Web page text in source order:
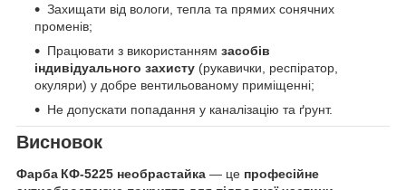
Захищати від вологи, тепла та прямих сонячних
променів;
Працювати з використанням засобів
індивідуального захисту (рукавички, респіратор,
окуляри) у добре вентильованому приміщенні;
Не допускати попадання у каналізацію та ґрунт.
Висновок
Фарба КФ‑5225 необрастайка — це професійне